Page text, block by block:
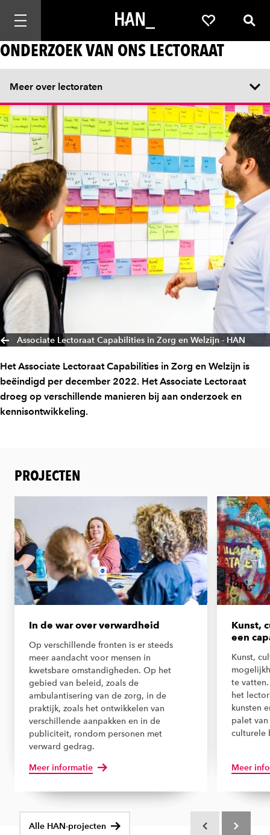
Mobiele navigatie openen Favorieten
ONDERZOEK VAN ONS LECTORAAT
Meer over lectoraten
Associate Lectoraat Capabilities in Zorg en Welzijn - HAN
Het Associate Lectoraat Capabilities in Zorg en Welzijn is
beëindigd per december 2022. Het Associate Lectoraat
droeg op verschillende manieren bij aan onderzoek en
kennisontwikkeling.
PROJECTEN
In de war over verwardheid
Op verschillende fronten is er steeds
meer aandacht voor mensen in
kwetsbare omstandigheden. Op het
gebied van beleid, zoals de
ambulantisering van de zorg, in de
praktijk, zoals het ontwikkelen van
verschillende aanpakken en in de
publiciteit, rondom personen met
verward gedrag.
Meer informatie
Kunst,
een
Kunst,
te
het
kunsten
palet
culturele
Meer
Alle HAN-projecten